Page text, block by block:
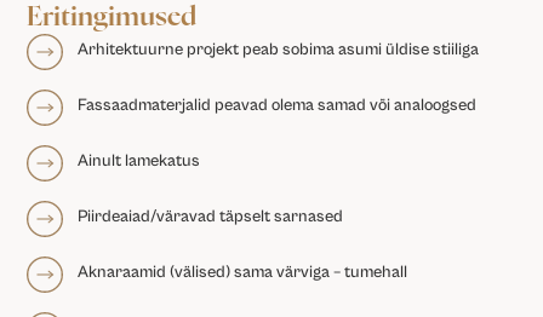
Eritingimused
Arhitektuurne projekt peab sobima asumi üldise stiiliga
Fassaadmaterjalid peavad olema samad või analoogsed
Ainult lamekatus
Piirdeaiad/väravad täpselt sarnased
Aknaraamid (välised) sama värviga – tumehall